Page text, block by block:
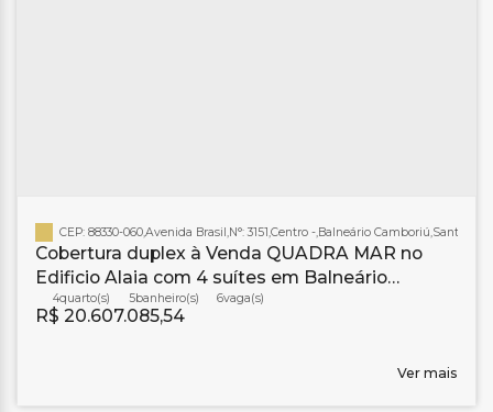
Cobertura duplex à Venda QUADRA MAR no
Edificio Alaia com 4 suítes em Balneário
Camboriú
R$ 20.607.085,54
CEP: 88330-060,Avenida Brasil,N°:3151,Centro ,Balneário Camboriú,Santa
4 5banheiro(s) 6
Ver mais